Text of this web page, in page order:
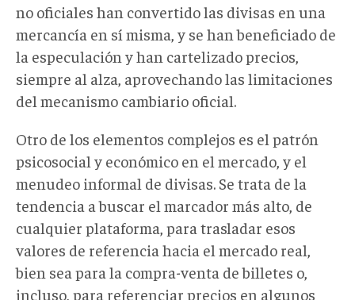
no oficiales han convertido las divisas en una
mercancía en sí misma, y se han beneficiado de
la especulación y han cartelizado precios,
siempre al alza, aprovechando las limitaciones
del mecanismo cambiario oficial.
Otro de los elementos complejos es el patrón
psicosocial y económico en el mercado, y el
menudeo informal de divisas. Se trata de la
tendencia a buscar el marcador más alto, de
cualquier plataforma, para trasladar esos
valores de referencia hacia el mercado real,
bien sea para la compra-venta de billetes o,
incluso, para referenciar precios en algunos